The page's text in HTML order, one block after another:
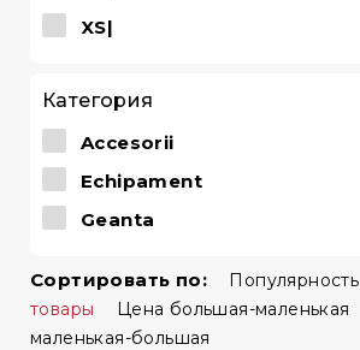
XS|
Категория
Accesorii
Echipament
Geanta
Сортировать по: Популярность
товары
Цена большая-маленькая
маленькая-большая